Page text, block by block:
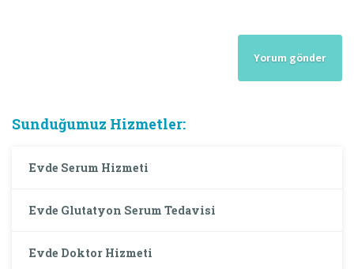
Sunduğumuz Hizmetler:
Evde Serum Hizmeti
Evde Glutatyon Serum Tedavisi
Evde Doktor Hizmeti